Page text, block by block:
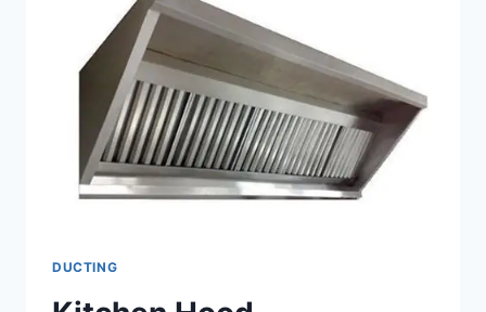
DUCTING